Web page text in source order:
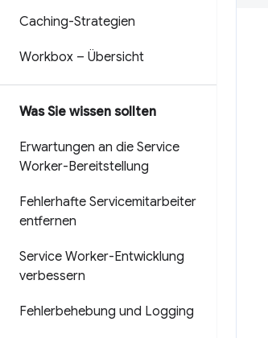
Caching-Strategien
Workbox – Übersicht
Was Sie wissen sollten
Erwartungen an die Service
Worker-Bereitstellung
Fehlerhafte Servicemitarbeiter
entfernen
Service Worker-Entwicklung
verbessern
Fehlerbehebung und Logging